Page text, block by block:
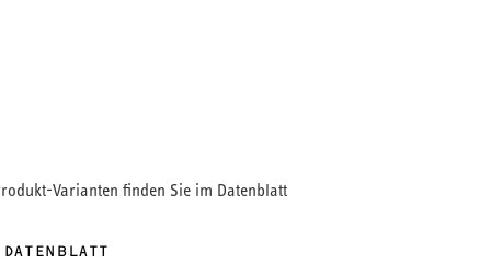
Varianten finden Sie im Datenblatt